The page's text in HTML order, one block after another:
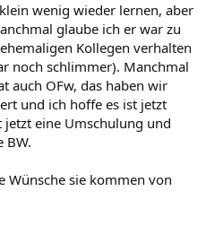
wenig wieder lernen, aber
glaube ich er war zu
Kollegen verhalten
noch schlimmer). Manchmal
auch OFw, das haben wir
und ich hoffe es ist jetzt
eine Umschulung und
BW.
Wünsche sie kommen von